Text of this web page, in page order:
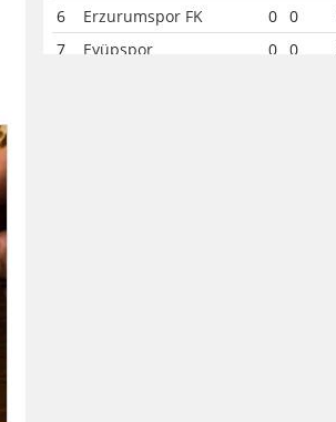
6
Erzurumspor FK 0 0
7
Eyüpspor 0 0